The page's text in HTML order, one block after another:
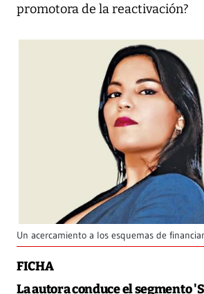
promotora de la reactivación?
Un acercamiento a los esquemas de
FICHA
La autora conduce el segmento